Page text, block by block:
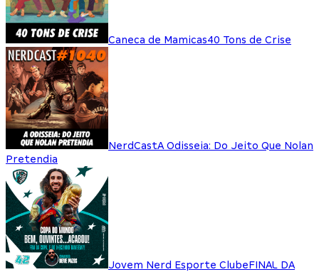
Caneca de Mamicas40 Tons de Crise
NerdCastA Odisseia: Do Jeito Que Nolan
Pretendia
Jovem Nerd Esporte ClubeFINAL DA